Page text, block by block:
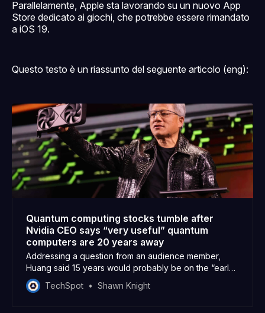
Parallelamente, Apple sta lavorando su un nuovo App
Store dedicato ai giochi, che potrebbe essere rimandato
a iOS 19.
Questo testo è un riassunto del seguente articolo (eng):
Quantum computing stocks tumble after
Nvidia CEO says “very useful” quantum
computers are 20 years away
Addressing a question from an audience member,
Huang said 15 years would probably be on the “early
side” and that 30 years would likely be on the…
TechSpot Shawn Knight